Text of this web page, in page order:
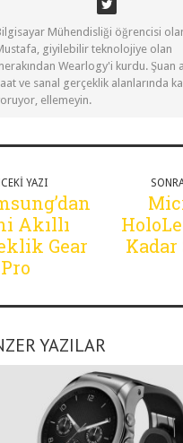
Mühendisliği öğrencisi
giyilebilir teknolojiye olan
Wearlogy'i kurdu. Şuan
ve sanal gerçeklik alanlarında
ellemeyin.
YAZI
Akıllı
Gear
Kadar
YAZILAR